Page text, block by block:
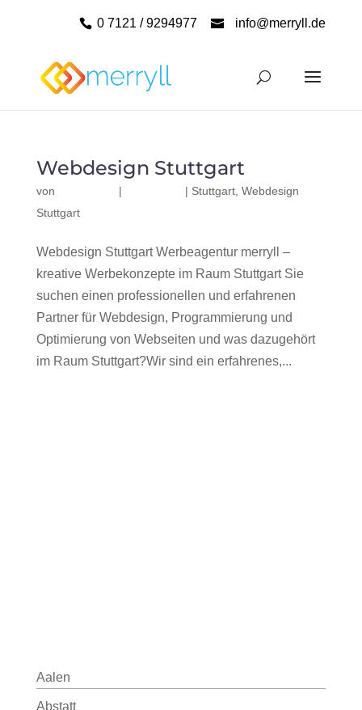
0 7121 / 9294977 info@merryll.de
Webdesign Stuttgart
von | | Stuttgart, Webdesign
Stuttgart
Webdesign Stuttgart Werbeagentur merryll –
kreative Werbekonzepte im Raum Stuttgart Sie
suchen einen professionellen und erfahrenen
Partner für Webdesign, Programmierung und
Optimierung von Webseiten und was dazugehört
im Raum Stuttgart?Wir sind ein erfahrenes,...
Aalen
Abstatt